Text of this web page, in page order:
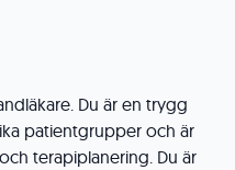
Du är en trygg
patientgrupper och är
terapiplanering. Du är